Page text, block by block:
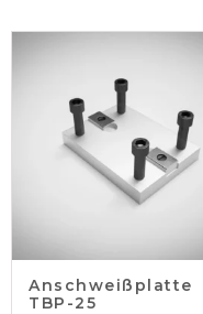
Anschweißplatte
TBP-25